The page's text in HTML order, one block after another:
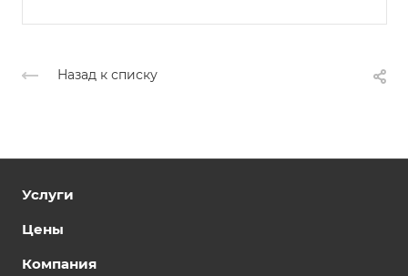
Назад к списку
Услуги
Цены
Компания